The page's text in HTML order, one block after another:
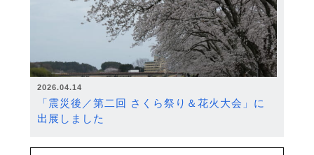
2026.04.14
「震災後／第二回 さくら祭り＆花火大会」に
出展しました